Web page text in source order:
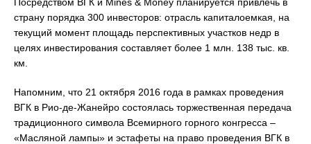
страну порядка 300 инвесторов: отрасль капиталоемкая, на
текущий момент площадь перспективных участков недр в
целях инвестирования составляет более 1 млн. 138 тыс. кв.
км.
Напомним, что 21 октября 2016 года в рамках проведения
ВГК в Рио-де-Жанейро состоялась торжественная передача
традиционного символа Всемирного горного конгресса –
«Масляной лампы» и эстафеты на право проведения ВГК в